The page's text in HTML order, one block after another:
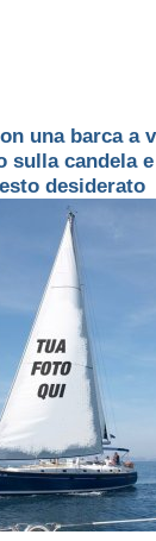
una barca a
sulla candela
desiderato